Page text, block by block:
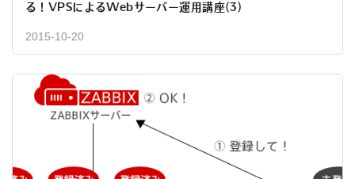
る！VPSによるWebサーバー運用講座(3)
2015-10-20